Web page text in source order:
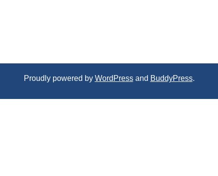
Proudly powered by WordPressand BuddyPress.